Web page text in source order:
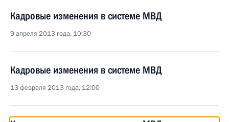
Кадровые изменения в системе МВД
9 апреля 2013 года, 10:30
Кадровые изменения в системе МВД
13 февраля 2013 года, 12:00